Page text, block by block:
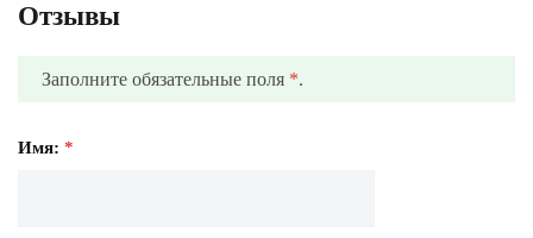
Отзывы
Заполните обязательные поля *.
Имя: *